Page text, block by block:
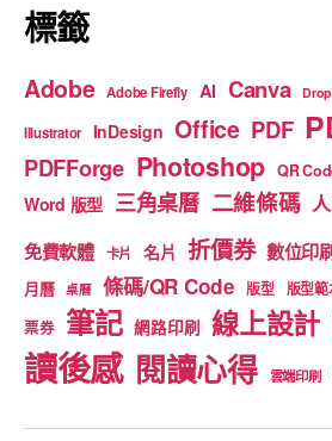
標籤
Adobe Adobe Firefly AI Canva
Illustrator InDesign Office PDF
PDFForge Photoshop QR
Word 版型 三角桌曆 二維條碼
免費軟體 卡片 名片 折價券 數位印
月曆 桌曆 條碼/QR Code 版型 版型範
票券 筆記 網路印刷 線上設計
讀後感 閱讀心得 雲端印刷